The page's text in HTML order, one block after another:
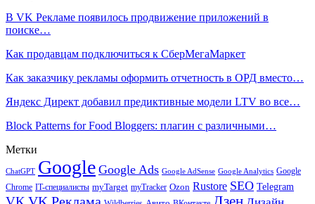
В VK Рекламе появилось продвижение приложений в
поиске…
Как продавцам подключиться к СберМегаМаркет
Как заказчику рекламы оформить отчетность в ОРД вместо…
Яндекс Директ добавил предиктивные модели LTV во все…
Block Patterns for Food Bloggers: плагин с различными…
Метки
ChatGPT Google Google Ads Google AdSense Google Analytics Google
Chrome IT-специалисты myTarget myTracker Ozon Rustore SEO Telegram